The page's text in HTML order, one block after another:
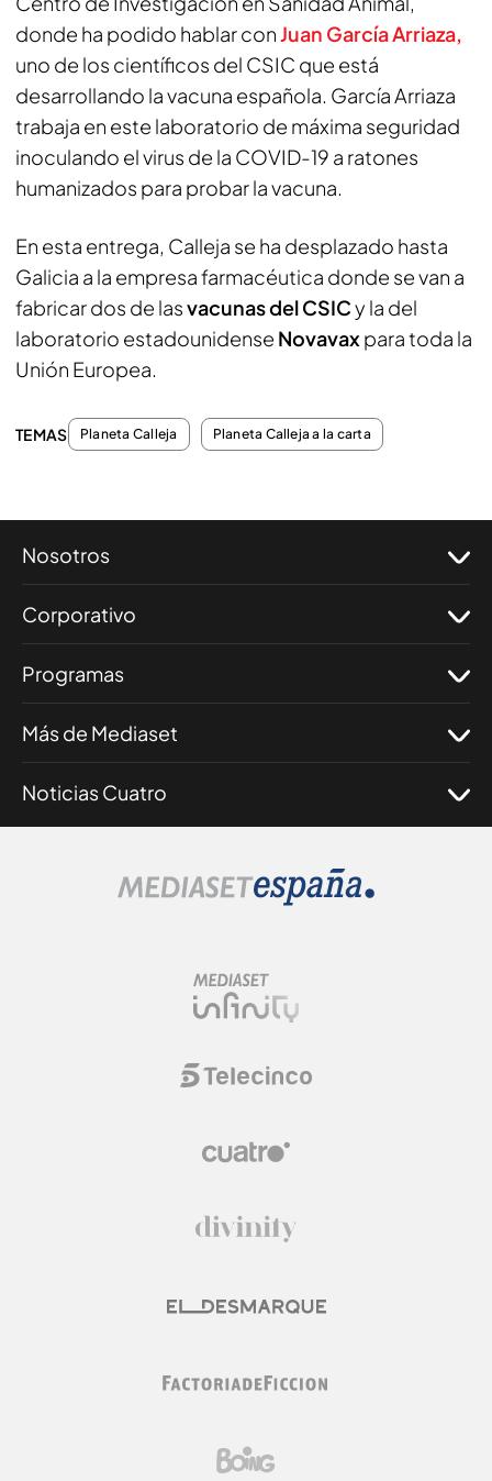
donde ha podido hablar conJuan García Arriaza,
uno de los científicos del CSIC que está
desarrollando la vacuna española. García Arriaza
trabaja en este laboratorio de máxima seguridad
inoculando el virus de la COVID-19 a ratones
humanizados para probar la vacuna.
En esta entrega, Calleja se ha desplazado hasta
Galicia a la empresa farmacéutica donde se van a
fabricar dos de lasvacunas del CSICy la del
laboratorio estadounidense Novavaxpara toda la
Unión Europea.
TEMAS Planeta Calleja Planeta Calleja a la carta
Nosotros
Corporativo
Programas
Más de Mediaset
Noticias Cuatro